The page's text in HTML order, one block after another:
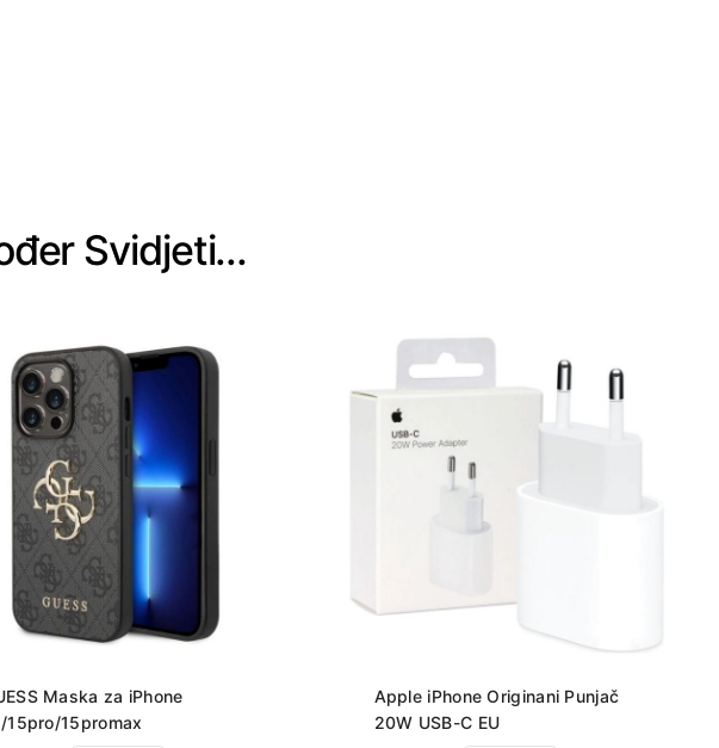
Svidjeti…
Maska za iPhone
15pro/15promax
Apple iPhone Originani Punjač
20W USB-C EU